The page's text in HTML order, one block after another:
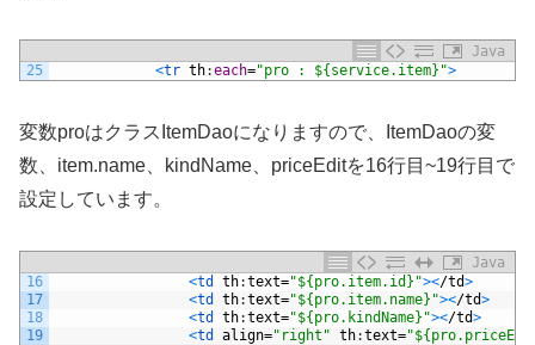
Java
25
<tr th:each="pro : ${service.item}">
変数proはクラスItemDaoになりますので、ItemDaoの変
数、item.name、kindName、priceEditを16行目~19行目で
設定しています。
Java
16
17
18
19
<td th:text="${pro.item.id}"></td>
<td th:text="${pro.item.name}"></td>
<td th:text="${pro.kindName}"></td>
<td align="right" th:text=